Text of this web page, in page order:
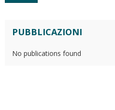
PUBBLICAZIONI
No publications found